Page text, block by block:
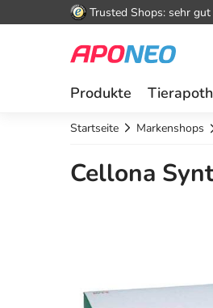
Trusted Shops: sehr gut
Produkte
Startseite Markenshops
Cellona